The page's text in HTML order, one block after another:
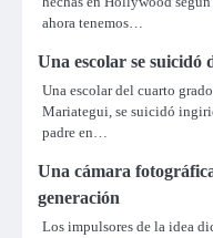
ahora tenemos…
Una escolar se suicidó
Una escolar del cuarto
Mariategui, se suicidó
padre en…
Una cámara
generación
Los impulsores de la idea